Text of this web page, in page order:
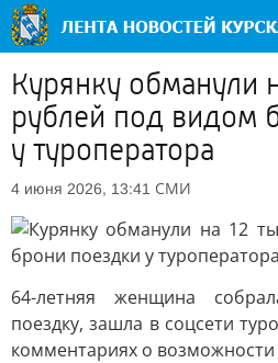
Курянку обманули
рублей под видом
у туроператора
4 июня 2026, 13:41 СМИ
64-летняя женщина
поездку, зашла в соцсети
комментариях о